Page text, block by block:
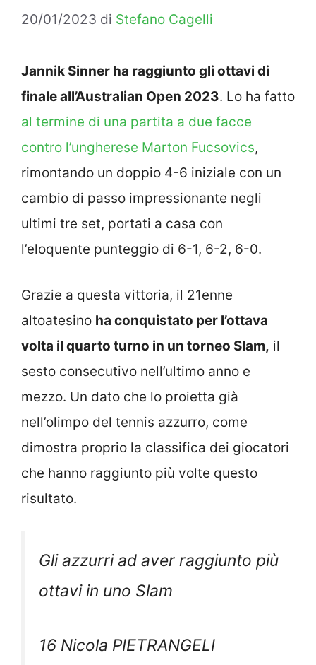
20/01/2023 di Stefano Cagelli
Jannik Sinner ha raggiunto gli ottavi di
finale all’Australian Open 2023. Lo ha fatto
al termine di una partita a due facce
contro l’ungherese Marton Fucsovics,
rimontando un doppio 4-6 iniziale con un
cambio di passo impressionante negli
ultimi tre set, portati a casa con
l’eloquente punteggio di 6-1, 6-2, 6-0.
Grazie a questa vittoria, il 21enne
altoatesino ha conquistato per l’ottava
volta il quarto turno in un torneo Slam, il
sesto consecutivo nell’ultimo anno e
mezzo. Un dato che lo proietta già
nell’olimpo del tennis azzurro, come
dimostra proprio la classifica dei giocatori
che hanno raggiunto più volte questo
risultato.
Gli azzurri ad aver raggiunto più
ottavi in uno Slam
16 Nicola PIETRANGELI